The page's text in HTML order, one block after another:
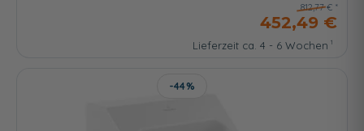
812,77 €
452,49 €
Lieferzeit ca. 4 - 6 Wochen
-44%